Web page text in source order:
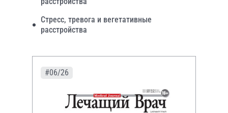
Стресс, тревога и вегетативные
расстройства
#06/26